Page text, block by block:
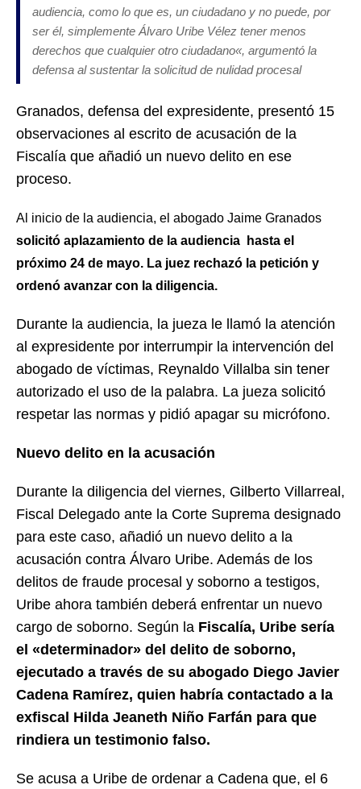
audiencia, como lo que es, un ciudadano y no puede, por
ser él, simplemente Álvaro Uribe Vélez tener menos
derechos que cualquier otro ciudadano«, argumentó la
defensa al sustentar la solicitud de nulidad procesal
Granados, defensa del expresidente, presentó 15
observaciones al escrito de acusación de la
Fiscalía que añadió un nuevo delito en ese
proceso.
Al inicio de la audiencia, el abogado Jaime Granados
solicitó aplazamiento de la audiencia hasta el
próximo 24 de mayo. La juez rechazó la petición y
ordenó avanzar con la diligencia.
Durante la audiencia, la jueza le llamó la atención
al expresidente por interrumpir la intervención del
abogado de víctimas, Reynaldo Villalba sin tener
autorizado el uso de la palabra. La jueza solicitó
respetar las normas y pidió apagar su micrófono.
Nuevo delito en la acusación
Durante la diligencia del viernes, Gilberto Villarreal,
Fiscal Delegado ante la Corte Suprema designado
para este caso, añadió un nuevo delito a la
acusación contra Álvaro Uribe. Además de los
delitos de fraude procesal y soborno a testigos,
Uribe ahora también deberá enfrentar un nuevo
cargo de soborno. Según la Fiscalía, Uribe sería
el «determinador» del delito de soborno,
ejecutado a través de su abogado Diego Javier
Cadena Ramírez, quien habría contactado a la
exfiscal Hilda Jeaneth Niño Farfán para que
rindiera un testimonio falso.
Se acusa a Uribe de ordenar a Cadena que, el 6